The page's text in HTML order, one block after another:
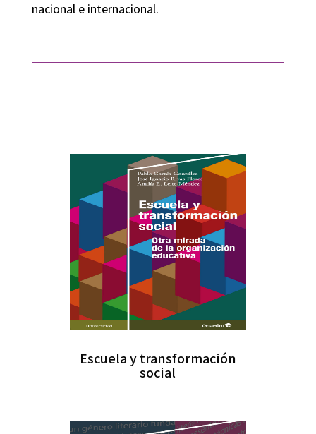
nacional e internacional.
Escuela y transformación
social